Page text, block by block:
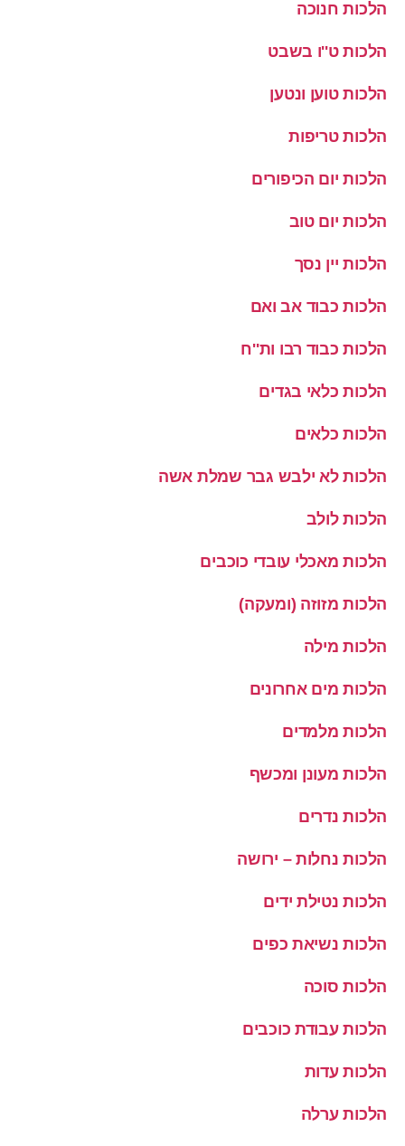
הלכות חנוכה
הלכות ט''ו בשבט
הלכות טוען ונטען
הלכות טריפות
הלכות יום הכיפורים
הלכות יום טוב
הלכות יין נסך
הלכות כבוד אב ואם
הלכות כבוד רבו ות''ח
הלכות כלאי בגדים
הלכות כלאים
הלכות לא ילבש גבר שמלת אשה
הלכות לולב
הלכות מאכלי עובדי כוכבים
הלכות מזוזה (ומעקה)
הלכות מילה
הלכות מים אחרונים
הלכות מלמדים
הלכות מעונן ומכשף
הלכות נדרים
הלכות נחלות – ירושה
הלכות נטילת ידים
הלכות נשיאת כפים
הלכות סוכה
הלכות עבודת כוכבים
הלכות עדות
הלכות ערלה